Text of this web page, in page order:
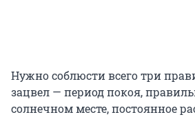
Нужно соблюсти всего три
зацвел — период покоя,
солнечном месте, постоянное